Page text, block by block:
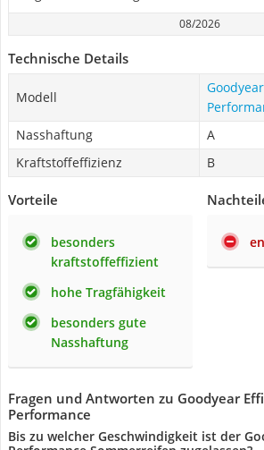
08/2026
Technische Details
Modell
Nasshaftung
A
Kraftstoffeffizienz
B
Vorteile
besonders
kraftstoffeffizient
hohe Tragfähigkeit
besonders gute
Nasshaftung
Fragen und Antworten zu Goodyear
Performance
Bis zu welcher Geschwindigkeit ist der